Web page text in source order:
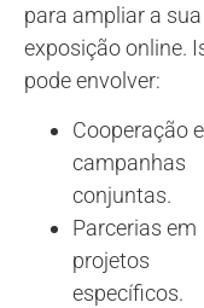
para ampliar a sua
exposição online.
pode envolver:
Cooperação
campanhas
conjuntas.
Parcerias em
projetos
específicos.